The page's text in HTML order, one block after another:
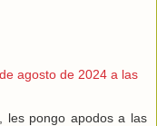
agosto de 2024 a las
les pongo apodos a las